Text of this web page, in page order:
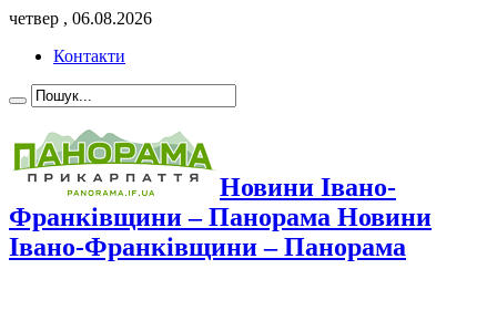
четвер , 06.08.2026
Контакти
Новини Івано-
Франківщини – Панорама Новини
Івано-Франківщини – Панорама